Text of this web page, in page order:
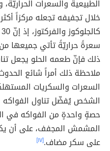
الطبيعية والسعرات
خلال تجفيفه تجعله مركزاً
سعرةً حراريّةً تأتي جميعها من
ذلك فإنّ طعمه الحلو يجعل
ملاحظة ذلك أمراً شائع
السعرات والسكريات
الشخص يُفضّل تناول الفواكه
حصةٍ واحدةٍ من الفواكه في
المشمش المجفف، على أن
على سكر مضاف.[١٧]